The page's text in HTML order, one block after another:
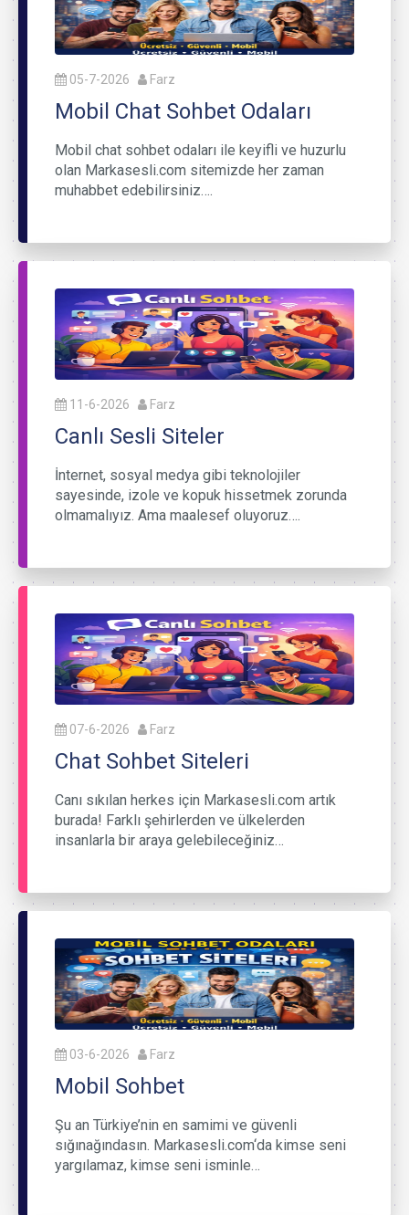
05-7-2026 Farz
Mobil Chat Sohbet Odaları
Mobil chat sohbet odaları ile keyifli ve huzurlu
olan Markasesli.com sitemizde her zaman
muhabbet edebilirsiniz….
11-6-2026 Farz
Canlı Sesli Siteler
İnternet, sosyal medya gibi teknolojiler
sayesinde, izole ve kopuk hissetmek zorunda
olmamalıyız. Ama maalesef oluyoruz….
07-6-2026 Farz
Chat Sohbet Siteleri
Canı sıkılan herkes için Markasesli.com artık
burada! Farklı şehirlerden ve ülkelerden
insanlarla bir araya gelebileceğiniz…
03-6-2026 Farz
Mobil Sohbet
Şu an Türkiye’nin en samimi ve güvenli
sığınağındasın. Markasesli.com‘da kimse seni
yargılamaz, kimse seni isminle…